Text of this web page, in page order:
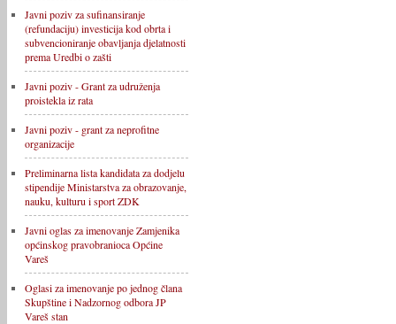
Javni poziv za sufinansiranje
(refundaciju) investicija kod obrta i
subvencioniranje obavljanja djelatnosti
prema Uredbi o zašti
Javni poziv - Grant za udruženja
proistekla iz rata
Javni poziv - grant za neprofitne
organizacije
Preliminarna lista kandidata za dodjelu
stipendije Ministarstva za obrazovanje,
nauku, kulturu i sport ZDK
Javni oglas za imenovanje Zamjenika
općinskog pravobranioca Općine
Vareš
Oglasi za imenovanje po jednog člana
Skupštine i Nadzornog odbora JP
Vareš stan